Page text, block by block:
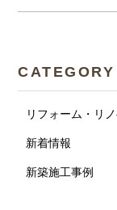
CATEGORY
リフォーム・リ
新着情報
新築施工事例